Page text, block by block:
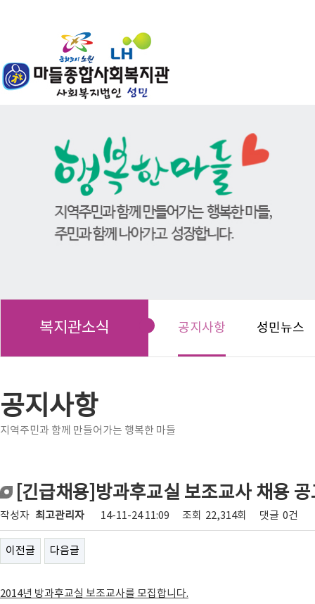
복지관소식 공지사항 성민뉴스
공지사항
지역주민과 함께 만들어가는 행복한 마들
[긴급채용]방과후교실 보조교사 채용
작성자 최고관리자 14-11-24 11:09 조회 22,314회 댓글 0건
이전글 다음글
2014년 방과후교실 보조교사를 모집합니다.